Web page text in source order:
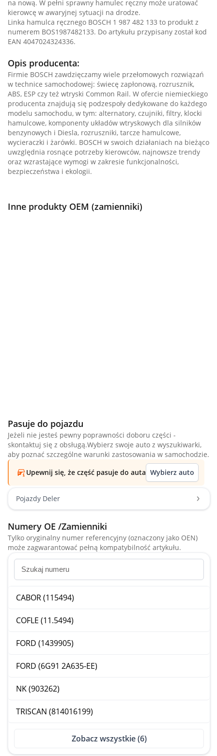
na nową. W pełni sprawny hamulec ręczny może uratować
kierowcę w awaryjnej sytuacji na drodze.
Linka hamulca ręcznego BOSCH 1 987 482 133 to produkt z
numerem BOS1987482133. Do artykułu przypisany został kod
EAN 4047024324336.
Opis producenta:
Firmie BOSCH zawdzięczamy wiele przełomowych rozwiązań
w technice samochodowej: świecę zapłonową, rozrusznik,
ABS, ESP czy też wtryski Common Rail. W ofercie niemieckiego
producenta znajdują się podzespoły dedykowane do każdego
modelu samochodu, w tym: alternatory, czujniki, filtry, klocki
hamulcowe, komponenty układów wtryskowych dla silników
benzynowych i Diesla, rozruszniki, tarcze hamulcowe,
wycieraczki i żarówki. BOSCH w swoich działaniach na bieżąco
uwzględnia rosnące potrzeby kierowców, najnowsze trendy
oraz wzrastające wymogi w zakresie funkcjonalności,
bezpieczeństwa i ekologii.
Inne produkty OEM (zamienniki)
Pasuje do pojazdu
Jeżeli nie jesteś pewny poprawności doboru części -
skontaktuj się z obsługą.Wybierz swoje auto z wyszukiwarki,
aby poznać szczególne warunki zastosowania w samochodzie.
Upewnij się, że część pasuje do auta Wybierz auto
Pojazdy Deler
Numery OE /Zamienniki
Tylko oryginalny numer referencyjny (oznaczony jako OEN)
może zagwarantować pełną kompatybilność artykułu.
CABOR (115494)
COFLE (11.5494)
FORD (1439905)
FORD (6G91 2A635-EE)
NK (903262)
TRISCAN (814016199)
Zobacz wszystkie (6)